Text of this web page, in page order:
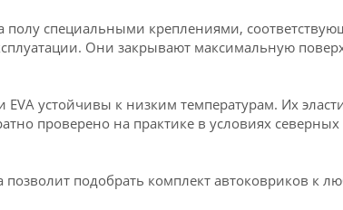
полу специальными креплениями,
Они закрывают максимальную
устойчивы к низким температурам. Их
проверено на практике в условиях северных
подобрать комплект автоковриков к